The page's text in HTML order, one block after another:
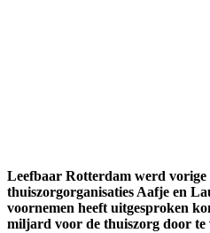
Leefbaar Rotterdam werd
thuiszorgorganisaties Aafje en
voornemen heeft uitgesproken
miljard voor de thuiszorg door te